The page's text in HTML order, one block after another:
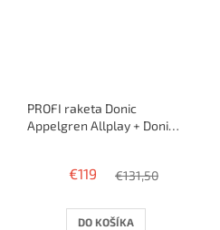
PROFI raketa Donic
Appelgren Allplay + Donic
€119 €131,50
DO KOŠÍKA